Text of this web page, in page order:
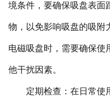
境条件，要确保吸盘表面
物，以免影响吸盘的吸附
电磁吸盘时，需要确保使
他干扰因素。
定期检查：在日常使